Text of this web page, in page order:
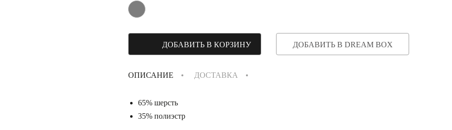
ДОБАВИТЬ В КОРЗИНУ ДОБАВИТЬ В DREAM BOX
ОПИСАНИЕ ДОСТАВКА
65% шерсть
35% полиэстр